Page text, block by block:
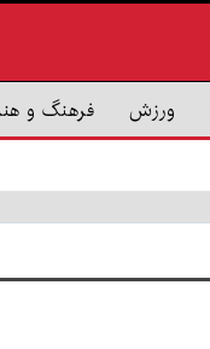
ورزش فرهنگ و